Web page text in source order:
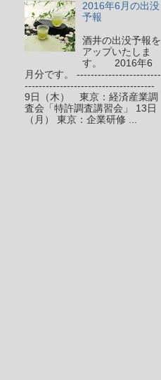
2016年6月の出没
予報
酒井の出没予報を
アップいたしま
す。 2016年6
月分です。 ------------------------
-------------------------------------
9日（木） 東京：経済産業調
査会「特許調査講習会」 13日
（月） 東京：企業研修 ...